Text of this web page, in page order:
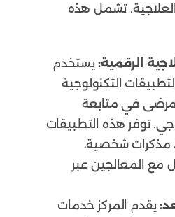
تشمل هذه
الرقمية:يستخدم
التكنولوجية
في متابعة
توفر هذه التطبيقات
مذكرات شخصية،
مع المعالجين عبر
يقدم المركز خدمات